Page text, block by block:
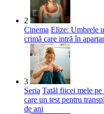
2
Cinema Elize: Umbrele
crimă care intră în
3
Seria Tatăl fiicei mele
care un test pentru
de ani